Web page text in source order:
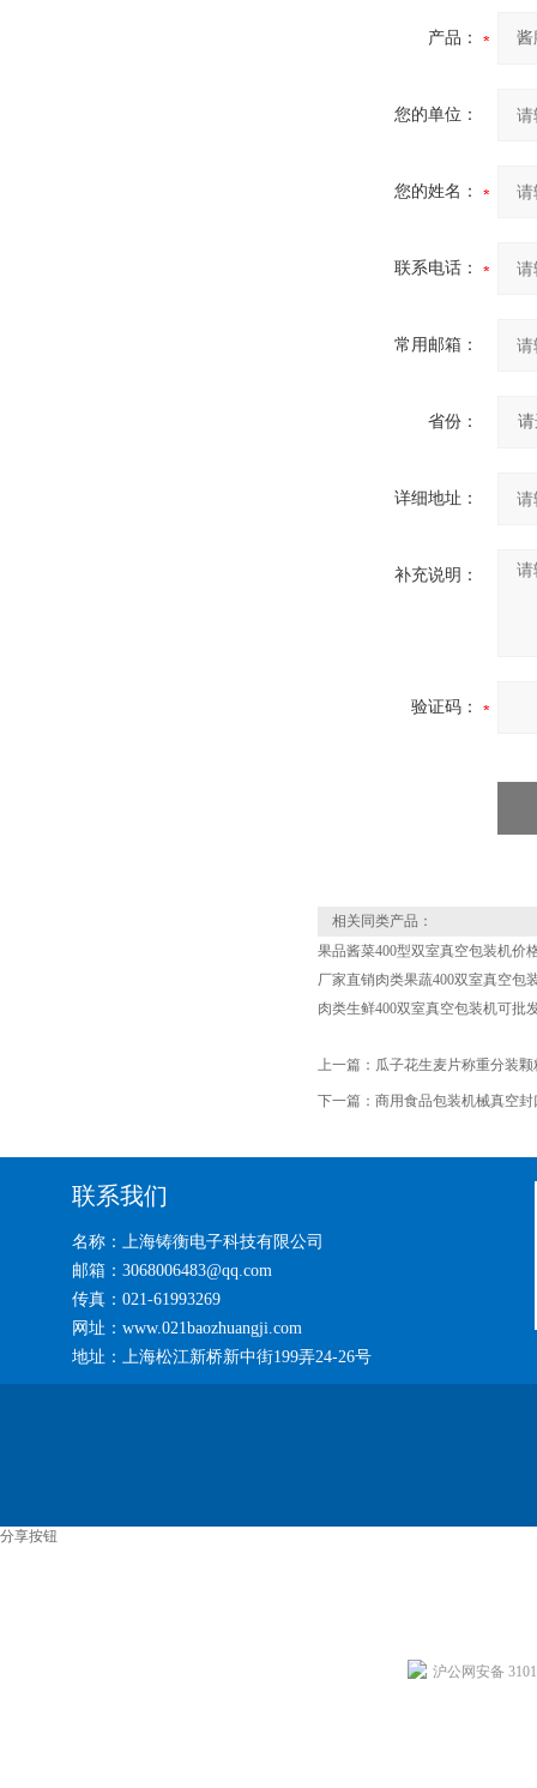
产品：
您的单位：
您的姓名：
联系电话：
常用邮箱：
省份：
详细地址：
补充说明：
验证码：
相关同类产品：
果品酱菜400型双室真空包装机价
厂家直销肉类果蔬400双室真空包
肉类生鲜400双室真空包装机可批
上一篇： 瓜子花生麦片称重分装
下一篇： 商用食品包装机械真空封
联系我们
名称：上海铸衡电子科技有限公司
邮箱：3068006483@qq.com
传真：021-61993269
网址：www.021baozhuangji.com
地址：上海松江新桥新中街199弄24-26号
分享按钮
沪公网安备